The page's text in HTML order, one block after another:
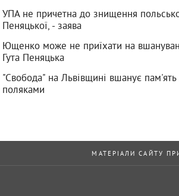
УПА не причетна до знищення
Пеняцької, - заява
Ющенко може не приїхати на
Гута Пеняцька
"Свобода" на Львівщині вшанує пам'ять
поляками
МАТЕРІАЛИ САЙТУ